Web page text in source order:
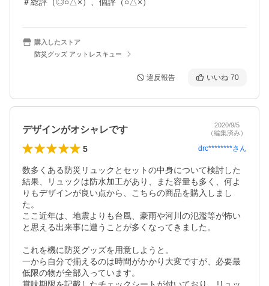
購入したストア
防災グッズ アットレスキュー
違反報告 いいね 70
デザインがオシャレです
2020/9/5
（編集済み）
5 drc********さん
数多くある防災リュックとセットの中身について検討した
結果、リュックは防水加工があり、また容量も多く、何よ
りもデザインが良い点から、こちらの商品を購入しまし
た。
ここ近年は、地震よりも台風、豪雨や河川の氾濫等が怖い
と思える出来事に遭うことが多くなってきました。
これを機に防災グッズを用意しようと。
一から自分で揃えるのは時間がかかり大変ですが、必要最
低限の物が全部入っています。